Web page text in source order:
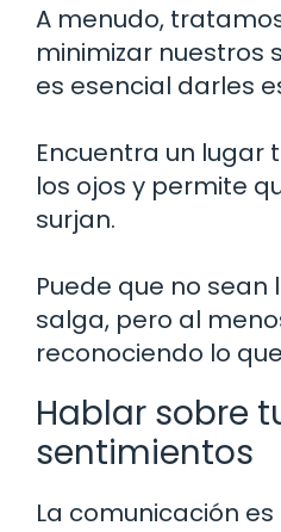
A menudo,
minimizar nuestros
es esencial darles
Encuentra un lugar
los ojos y permite
surjan.
Puede que no
salga, pero al
reconociendo lo
Hablar sobre
sentimientos
La comunicación es